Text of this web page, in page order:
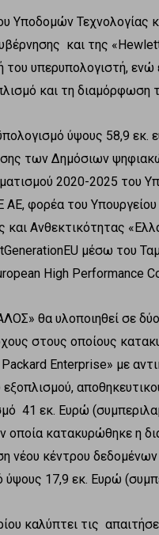
Υποδομών Τεχνολογίας
και της
υπερυπολογιστή, ενώ
και τη
ύψους 58,9
των Δημόσιων
2020-2025 του
ΑΕ, φορέα του
και Ανθεκτικότητας
μέσω του
High Performance
θα υλοποιηθεί σε
στους οποίους
Enterprise» με
41 εκ. Ευρώ
οποία κατακυρώθηκε η
νέου κέντρου
ύψους 17,9 εκ. Ευρώ
καλύπτει τις